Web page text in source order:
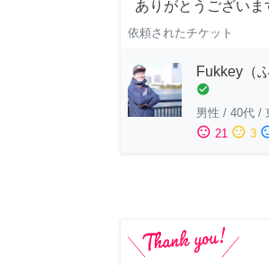
ありがとうございま
依頼されたチケット
Fukkey（
check_circle
男性 / 40代 /
sentiment_satisfied 21 sentiment_neutral 3